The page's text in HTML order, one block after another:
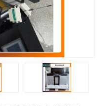
大气环境采样器
LB-62便携式烟气分析仪
大气采样器